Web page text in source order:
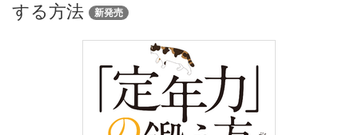
する方法
新発売